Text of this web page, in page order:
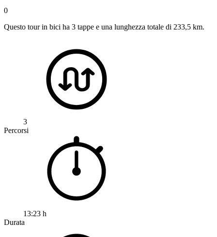
0
Questo tour in bici ha 3 tappe e una lunghezza totale di 233,5 km.
3
Percorsi
13:23 h
Durata